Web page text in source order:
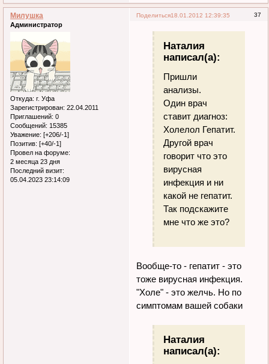
Поделиться 37
18.01.2012 12:39:35
Милушка
Администратор
Откуда: г. Уфа
Зарегистрирован: 22.04.2011
Приглашений: 0
Сообщений: 15385
Уважение: [+206/-1]
Позитив: [+40/-1]
Провел на форуме:
2 месяца 23 дня
Последний визит:
05.04.2023 23:14:09
Наталия
написал(а):
Пришли
анализы.
Один врач
ставит диагноз:
Холелол Гепатит.
Другой врач
говорит что это
вирусная
инфекция и ни
какой не гепатит.
Так подскажите
мне что же это?
Вообще-то - гепатит - это
тоже вирусная инфекция.
"Холе" - это желчь. Но по
симптомам вашей собаки
Наталия
написал(а):